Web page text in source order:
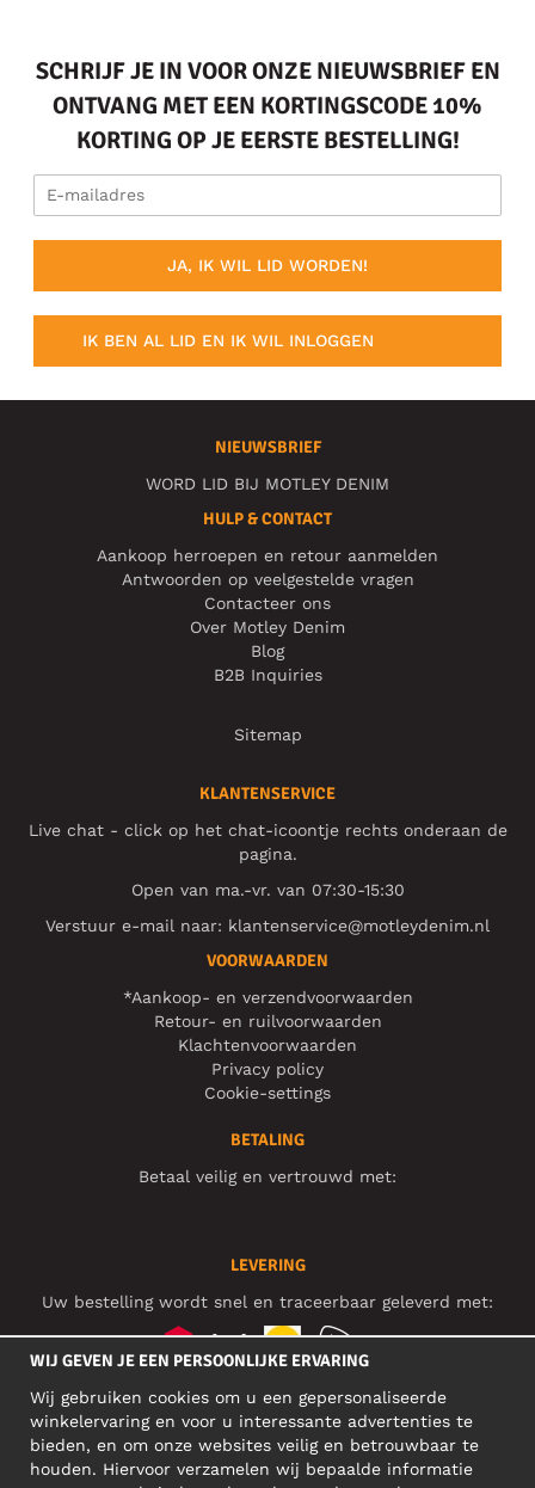
SCHRIJF JE IN VOOR ONZE NIEUWSBRIEF EN
ONTVANG MET EEN KORTINGSCODE 10%
KORTING OP JE EERSTE BESTELLING!
JA, IK WIL LID WORDEN!
IK BEN AL LID EN IK WIL INLOGGEN
NIEUWSBRIEF
WORD LID BIJ MOTLEY DENIM
HULP & CONTACT
Aankoop herroepen en retour aanmelden
Antwoorden op veelgestelde vragen
Contacteer ons
Over Motley Denim
Blog
B2B Inquiries
Sitemap
KLANTENSERVICE
Live chat - click op het chat-icoontje rechts onderaan de
pagina.
Open van ma.-vr. van 07:30-15:30
Verstuur e-mail naar: klantenservice@motleydenim.nl
VOORWAARDEN
*Aankoop- en verzendvoorwaarden
Retour- en ruilvoorwaarden
Klachtenvoorwaarden
Privacy policy
Cookie-settings
BETALING
Betaal veilig en vertrouwd met:
LEVERING
Uw bestelling wordt snel en traceerbaar geleverd met:
SOCIAL MEDIA
WIJ GEVEN JE EEN PERSOONLIJKE ERVARING
Wij gebruiken cookies om u een gepersonaliseerde
winkelervaring en voor u interessante advertenties te
bieden, en om onze websites veilig en betrouwbaar te
houden. Hiervoor verzamelen wij bepaalde informatie